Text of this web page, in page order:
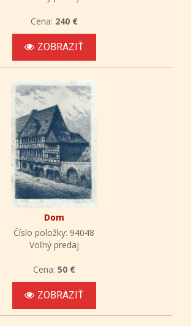
Cena: 240 €
ZOBRAZIŤ
Dom
Číslo položky: 94048
Voľný predaj
Cena: 50 €
ZOBRAZIŤ